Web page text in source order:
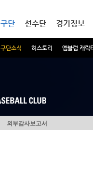
구단
구단소식 히스토리 엠블럼 캐릭
선수단 경기정보
외부감사보고서